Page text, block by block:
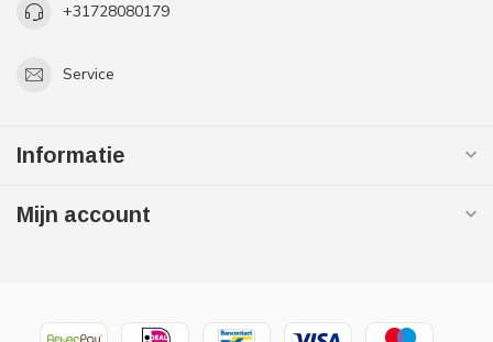
+31728080179
Service
Informatie
Mijn account